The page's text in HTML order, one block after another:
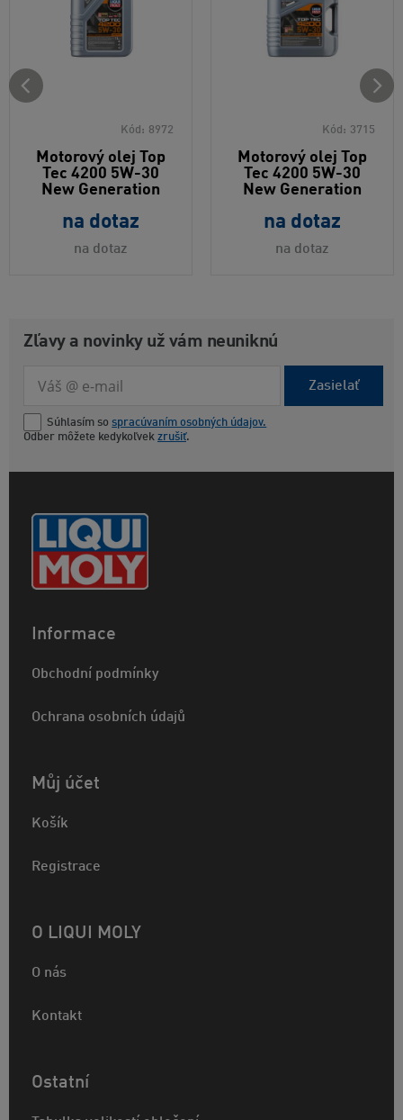
Kód: 8972
Motorový olej Top
Tec 4200 5W-30
New Generation
na dotaz
na dotaz
Kód: 3715
Motorový olej Top
Tec 4200 5W-30
New Generation
na dotaz
na dotaz
Zľavy a novinky už vám neuniknú
Zasielať
Súhlasím so spracúvaním osobných údajov.
Odber môžete kedykoľvek zrušiť.
Informace
Obchodní podmínky
Ochrana osobních údajů
Můj účet
Košík
Registrace
O LIQUI MOLY
O nás
Kontakt
Ostatní